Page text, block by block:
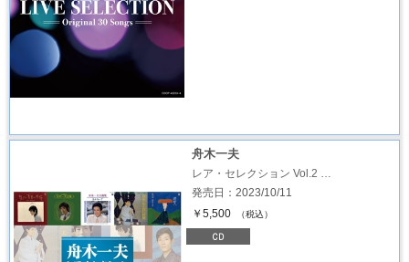
舟木一夫
レア・セレクション Vol.2 …
発売日：2023/10/11
￥5,500
（税込）